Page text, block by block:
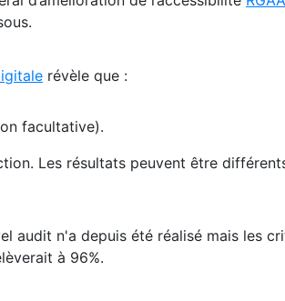
révèle que :
facultative).
Les résultats peuvent être
audit n'a depuis été réalisé mais les
à 96%.